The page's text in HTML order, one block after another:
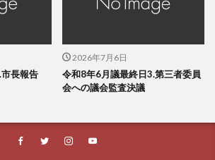
長報告
2026年7月6日
令和8年6月議最終日3.第三者委員
会への議会監査決議